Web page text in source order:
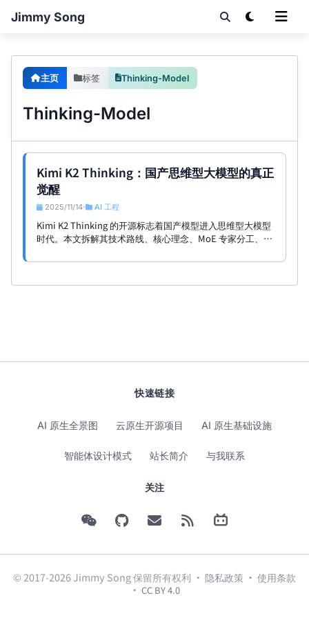
Jimmy Song
主页 标签 Thinking-Model
Thinking-Model
Kimi K2 Thinking：国产思维型大模型的真正
觉醒
2025/11/14• AI 工程
Kimi K2 Thinking 的开源标志着国产模型进入思维型大模型
时代。本文拆解其技术路线、核心理念、MoE 专家分工、工
路线关系。
快速链接
AI 原生全景图 云原生开源项目 AI 原生基础设施
智能体设计模式 站长简介 与我联系
关注
© 2017-2026 Jimmy Song 保留所有权利 · 隐私政策 · 使用条款
· CC BY 4.0